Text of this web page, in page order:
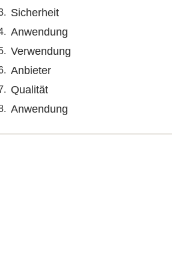
Sicherheit
Anwendung
Verwendung
Anbieter
Qualität
Anwendung